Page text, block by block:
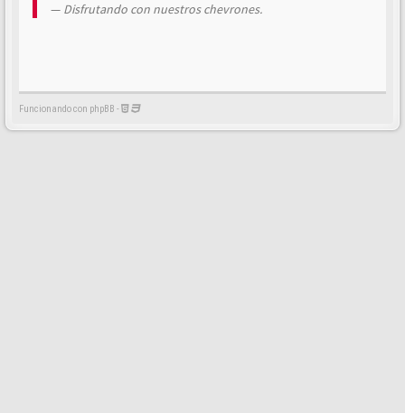
Disfrutando con nuestros chevrones.
Funcionando con phpBB -